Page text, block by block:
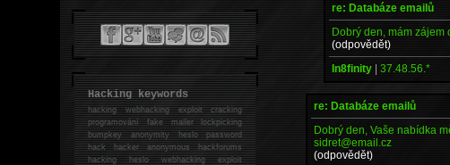
re: Databáze emailů
Dobrý den, mám zájem
(odpovědět)
In8finity |37.48.56.*
re: Databáze emailů
Dobrý den, Vaše nabídka
sidret@email.cz
(odpovědět)
Hacking keywords
hackingwebhacking exploit cracking
programování fake mailer lockpicking
bumpkey anonymity heslo password
hackhacker anonymous hackforums
hackingheslo webhacking exploit